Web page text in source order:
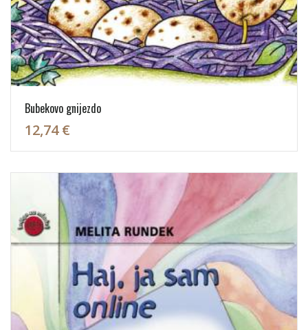
Bubekovo gnijezdo
12,74 €